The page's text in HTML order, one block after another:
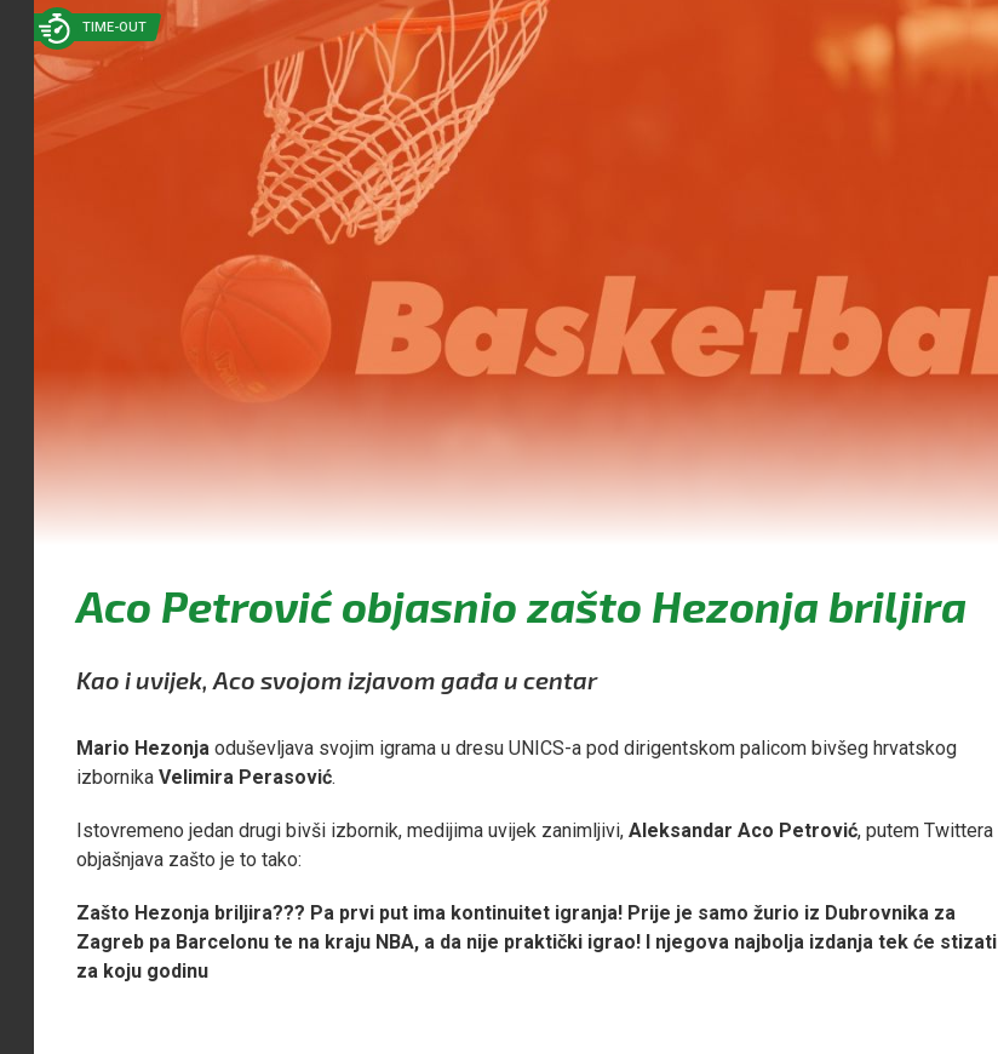
TIME-OUT
Aco Petrović objasnio zašto Hezonja briljira
Kao i uvijek, Aco svojom izjavom gađa u centar
Mario Hezonja oduševljava svojim igrama u dresu UNICS-a pod dirigentskom palicom bivšeg hrvatskog
izbornikaVelimira Perasović.
Istovremeno jedan drugi bivši izbornik, medijima uvijek zanimljivi,Aleksandar Aco Petrović, putem Twittera
objašnjava zašto je to tako:
Zašto Hezonja briljira??? Pa prvi put ima kontinuitet igranja! Prije je samo žurio iz Dubrovnika za
Zagreb pa Barcelonu te na kraju NBA, a da nije praktički igrao! I njegova najbolja izdanja tek će stizati
za koju godinu